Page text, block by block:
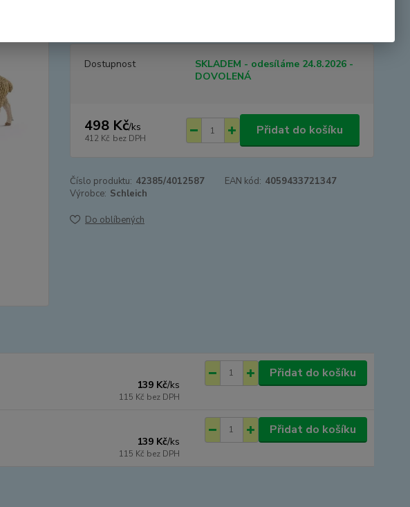
Dostupnost
SKLADEM - odesíláme 24.8.2026 -
DOVOLENÁ
498 Kč/ks
412 Kč bez DPH
Přidat do košíku
Číslo produktu: 42385/4012587 EAN kód: 4059433721347
Výrobce: Schleich
Do oblíbených
139 Kč/ks
115 Kč bez DPH
Přidat do košíku
139 Kč/ks
115 Kč bez DPH
Přidat do košíku